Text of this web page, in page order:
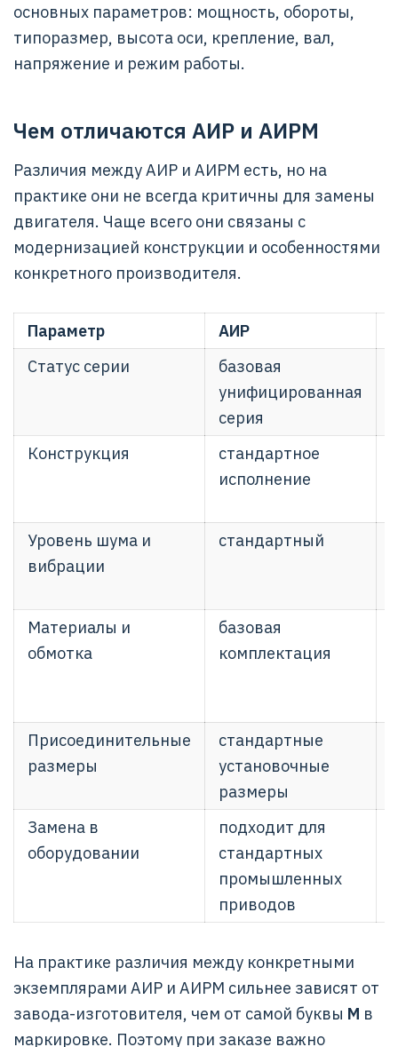
основных параметров: мощность, обороты,
типоразмер, высота оси, крепление, вал,
напряжение и режим работы.
Чем отличаются АИР и АИРМ
Различия между АИР и АИРМ есть, но на
практике они не всегда критичны для замены
двигателя. Чаще всего они связаны с
модернизацией конструкции и особенностями
конкретного производителя.
Параметр АИР
Статус серии
базовая
унифицированная
серия
Конструкция
стандартное
исполнение
Уровень шума и
вибрации
стандартный
Материалы и
обмотка
базовая
комплектация
Присоединительные
размеры
стандартные
установочные
размеры
Замена в
оборудовании
подходит для
стандартных
промышленных
приводов
На практике различия между конкретными
экземплярами АИР и АИРМ сильнее зависят от
завода-изготовителя, чем от самой буквы М в
маркировке. Поэтому при заказе важно